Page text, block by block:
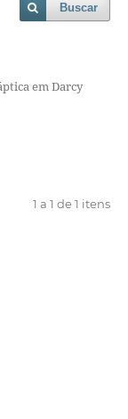
Buscar
em Darcy
1 a 1 de 1 itens